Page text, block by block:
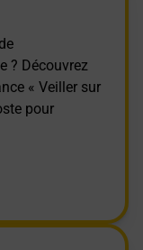
? Découvrez
« Veiller sur
pour